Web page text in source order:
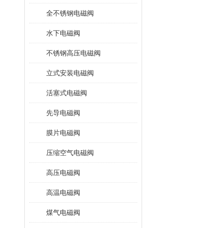
全不锈钢电磁阀
水下电磁阀
不锈钢高压电磁阀
立式安装电磁阀
活塞式电磁阀
先导电磁阀
膜片电磁阀
压缩空气电磁阀
高压电磁阀
高温电磁阀
煤气电磁阀